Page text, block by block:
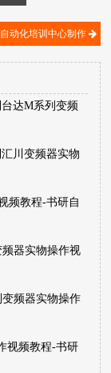
动化培训中心制作
达M系列变频
川变频器实物
频教程-书研自
频器实物操作视
频器实物操作
视频教程-书研